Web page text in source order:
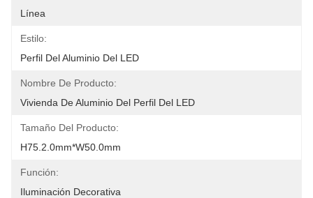
Línea
Estilo:
Perfil Del Aluminio Del LED
Nombre De Producto:
Vivienda De Aluminio Del Perfil Del LED
Tamaño Del Producto:
H75.2.0mm*W50.0mm
Función:
Iluminación Decorativa